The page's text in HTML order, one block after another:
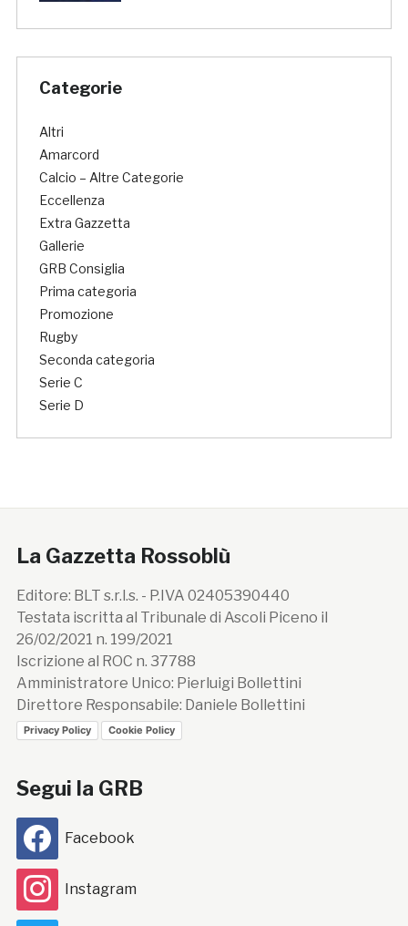
Categorie
Altri
Amarcord
Calcio – Altre Categorie
Eccellenza
Extra Gazzetta
Gallerie
GRB Consiglia
Prima categoria
Promozione
Rugby
Seconda categoria
Serie C
Serie D
La Gazzetta Rossoblù
Editore: BLT s.r.l.s. - P.IVA 02405390440
Testata iscritta al Tribunale di Ascoli Piceno il
26/02/2021 n. 199/2021
Iscrizione al ROC n. 37788
Amministratore Unico: Pierluigi Bollettini
Direttore Responsabile: Daniele Bollettini
Privacy Policy Cookie Policy
Segui la GRB
Facebook
Instagram